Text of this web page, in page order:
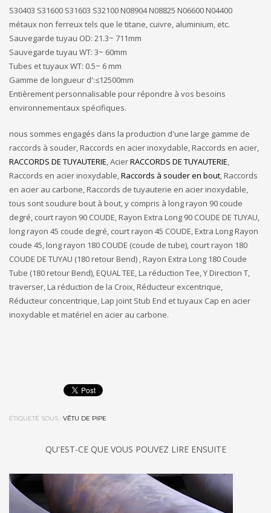
S30403 S31600 S31603 S32100 N08904 N08825 N06600 N04400
métaux non ferreux tels que le titane, cuivre, aluminium, etc.
Sauvegarde tuyau OD: 21.3~ 711mm
Sauvegarde tuyau WT: 3~ 60mm
Tubes et tuyaux WT: 0.5~ 6 mm
Gamme de longueur d':≤12500mm
Entièrement personnalisable pour répondre à vos besoins
environnementaux spécifiques.
nous sommes engagés dans la production d'une large gamme de
raccords à souder, Raccords en acier inoxydable, Raccords en acier,
RACCORDS DE TUYAUTERIE, AcierRACCORDS DE TUYAUTERIE,
Raccords en acier inoxydable,Raccords à souder en bout, Raccords
en acier au carbone, Raccords de tuyauterie en acier inoxydable,
tous sont soudure bout à bout, y compris à long rayon 90 coude
degré, court rayon 90 COUDE, Rayon Extra Long 90 COUDE DE TUYAU,
long rayon 45 coude degré, court rayon 45 COUDE, Extra Long Rayon
coude 45, long rayon 180 COUDE (coude de tube), court rayon 180
COUDE DE TUYAU (180 retour Bend) , Rayon Extra Long 180 Coude
Tube (180 retour Bend), EQUAL TEE, La réduction Tee, Y Direction T,
traverser, La réduction de la Croix, Réducteur excentrique,
Réducteur concentrique, Lap joint Stub End et tuyaux Cap en acier
inoxydable et matériel en acier au carbone.
ÉTIQUETÉ SOUS : VÊTU DE PIPE
QU'EST-CE QUE VOUS POUVEZ LIRE ENSUITE